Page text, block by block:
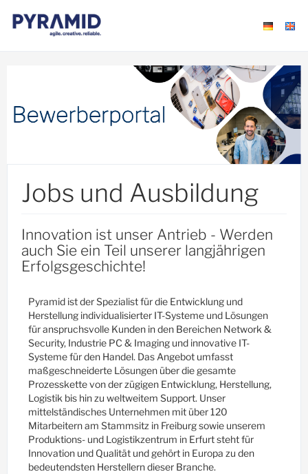
Jobs und Ausbildung
Innovation ist unser Antrieb - Werden
auch Sie ein Teil unserer langjährigen
Erfolgsgeschichte!
Pyramid ist der Spezialist für die Entwicklung und
Herstellung individualisierter IT-Systeme und Lösungen
für anspruchsvolle Kunden in den Bereichen Network &
Security, Industrie PC & Imaging und innovative IT-
Systeme für den Handel. Das Angebot umfasst
maßgeschneiderte Lösungen über die gesamte
Prozesskette von der zügigen Entwicklung, Herstellung,
Logistik bis hin zu weltweitem Support. Unser
mittelständisches Unternehmen mit über 120
Mitarbeitern am Stammsitz in Freiburg sowie unserem
Produktions- und Logistikzentrum in Erfurt steht für
Innovation und Qualität und gehört in Europa zu den
bedeutendsten Herstellern dieser Branche.